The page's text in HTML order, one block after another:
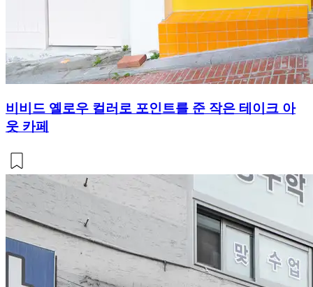
비비드 옐로우 컬러로 포인트를 준 작은 테이크 아
웃 카페